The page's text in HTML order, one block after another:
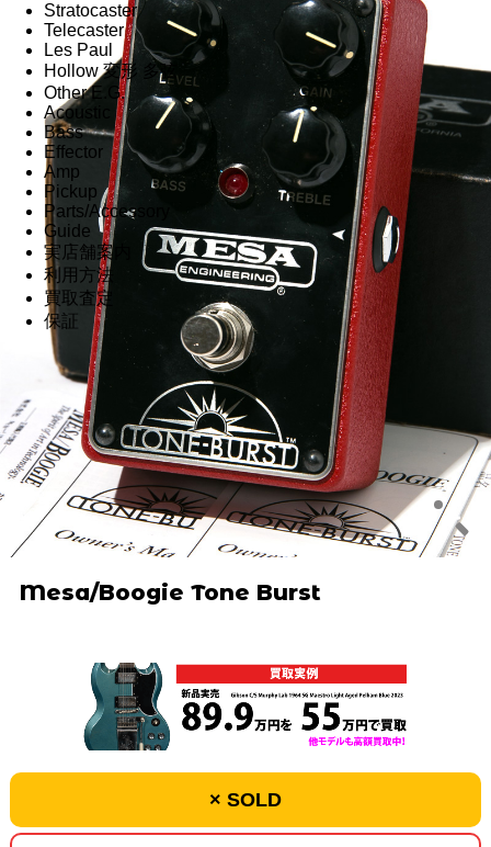
Stratocaster
Telecaster
Les Paul
Hollow 変形 多弦
Other E.G.
Acoustic
Bass
Effector
Amp
Pickup
Parts/Accessory
Guide
実店舗案内
利用方法
買取査定
保証
Mesa/Boogie Tone Burst
× SOLD